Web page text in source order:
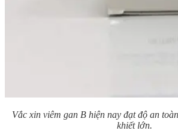
Vắc xin viêm gan B hiện nay đạt độ an
khiết lớn.